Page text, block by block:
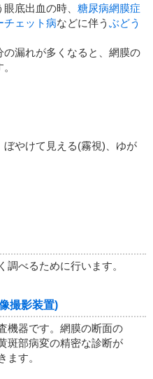
眼底出血の時、 糖尿病網膜症
チェット病などに伴う ぶどう
漏れが多くなると、網膜の
やけて見える(霧視)、ゆが
調べるために行います。
撮影装置)
機器です。網膜の断面の
斑部病変の精密な診断が
ます。